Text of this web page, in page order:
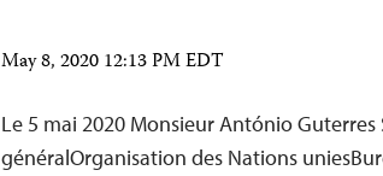
May 8, 2020 12:13 PM EDT
Le 5 mai 2020 Monsieur António Guterres
généralOrganisation des Nations